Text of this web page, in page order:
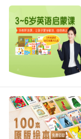
在监狱用品供应
10. I will, as
commissary.
可以 只要你给